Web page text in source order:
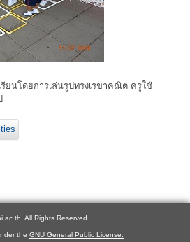
ยนโดยการเล่นรูปทรงเรขาคณิต ครูใช้
All Rights Reserved.
the GNU General Public License.